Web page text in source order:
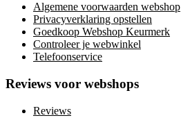
Algemene voorwaarden webshop
Privacyverklaring opstellen
Goedkoop Webshop Keurmerk
Controleer je webwinkel
Telefoonservice
Reviews voor webshops
Reviews